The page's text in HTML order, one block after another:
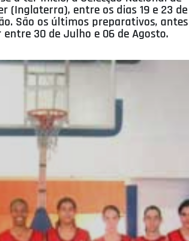
(Inglaterra), entre os dias 19 e 23 de
São os últimos preparativos, antes
30 de Julho e 06 de Agosto.